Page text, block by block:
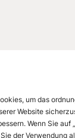
right reserved
Mons
um das
Website
Wenn Sie auf
der Verwendung